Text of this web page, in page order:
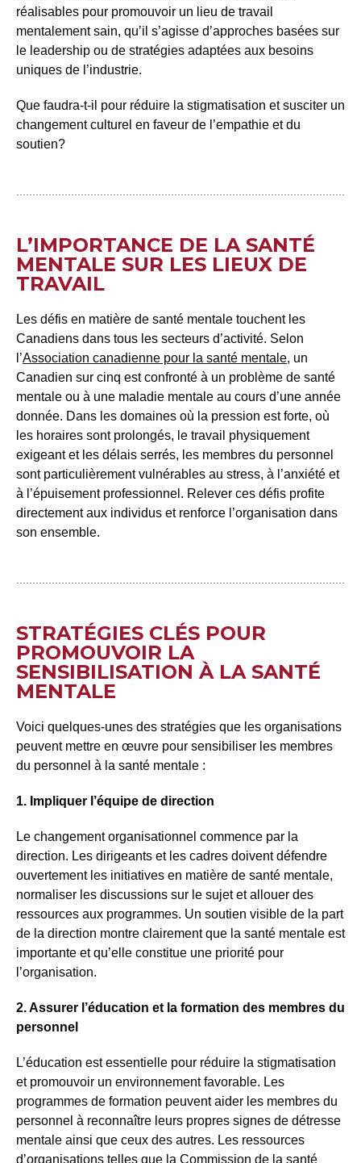
réalisables pour promouvoir un lieu de travail
mentalement sain, qu’il s’agisse d’approches basées sur
le leadership ou de stratégies adaptées aux besoins
uniques de l’industrie.
Que faudra-t-il pour réduire la stigmatisation et susciter un
changement culturel en faveur de l’empathie et du
soutien?
L’IMPORTANCE DE LA SANTÉ
MENTALE SUR LES LIEUX DE
TRAVAIL
Les défis en matière de santé mentale touchent les
Canadiens dans tous les secteurs d’activité. Selon
l’Association canadienne pour la santé mentale, un
Canadien sur cinq est confronté à un problème de santé
mentale ou à une maladie mentale au cours d’une année
donnée. Dans les domaines où la pression est forte, où
les horaires sont prolongés, le travail physiquement
exigeant et les délais serrés, les membres du personnel
sont particulièrement vulnérables au stress, à l’anxiété et
à l’épuisement professionnel. Relever ces défis profite
directement aux individus et renforce l’organisation dans
son ensemble.
STRATÉGIES CLÉS POUR
PROMOUVOIR LA
SENSIBILISATION À LA SANTÉ
MENTALE
Voici quelques-unes des stratégies que les organisations
peuvent mettre en œuvre pour sensibiliser les membres
du personnel à la santé mentale :
1. Impliquer l’équipe de direction
Le changement organisationnel commence par la
direction. Les dirigeants et les cadres doivent défendre
ouvertement les initiatives en matière de santé mentale,
normaliser les discussions sur le sujet et allouer des
ressources aux programmes. Un soutien visible de la part
de la direction montre clairement que la santé mentale est
importante et qu’elle constitue une priorité pour
l’organisation.
2. Assurer l’éducation et la formation des membres du
personnel
L’éducation est essentielle pour réduire la stigmatisation
et promouvoir un environnement favorable. Les
programmes de formation peuvent aider les membres du
personnel à reconnaître leurs propres signes de détresse
mentale ainsi que ceux des autres. Les ressources
d’organisations telles que la Commission de la santé